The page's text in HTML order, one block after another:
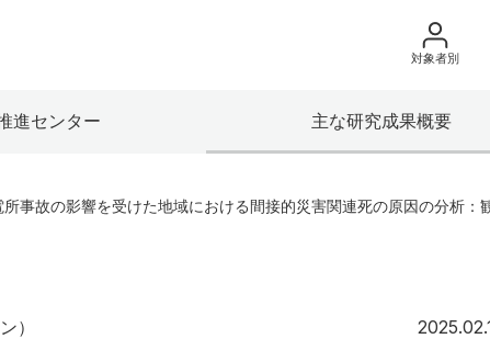
進センター 主な研究成果概要
対象者別
来院の方（診療）へ
入学希望の方へ
事故の影響を受けた地域における間接的災害関連死の原因の分析：
）